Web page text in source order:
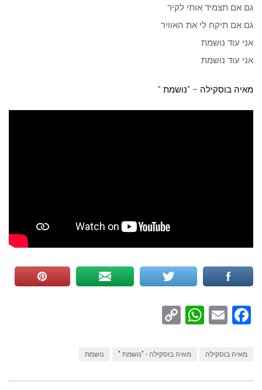
גם אם תצמיד אותי לקיר
גם אם תיקח לי את האוויר
אני עוד נושמת
אני עוד נושמת
מאיה בוסקילה – “נושמת ”
Facebook
Email
WhatsApp
מאיה בוסקילה מאיה בוסקילה - "נושמת " נושמת